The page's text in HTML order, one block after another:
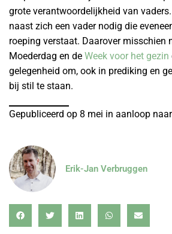
grote verantwoordelijkheid van
naast zich een vader nodig die
roeping verstaat. Daarover misschien
Moederdag en de Week voor het gezin
gelegenheid om, ook in prediking en
bij stil te staan.
Gepubliceerd op 8 mei in aanloop
Erik-Jan Verbruggen